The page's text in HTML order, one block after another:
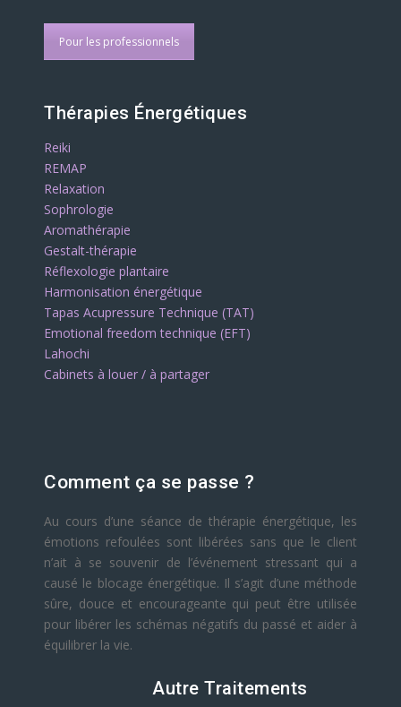
Pour les professionnels
Thérapies Énergétiques
Reiki
REMAP
Relaxation
Sophrologie
Aromathérapie
Gestalt-thérapie
Réflexologie plantaire
Harmonisation énergétique
Tapas Acupressure Technique (TAT)
Emotional freedom technique (EFT)
Lahochi
Cabinets à louer / à partager
Comment ça se passe ?
Au cours d’une séance de thérapie énergétique, les
émotions refoulées sont libérées sans que le client
n’ait à se souvenir de l’événement stressant qui a
causé le blocage énergétique. Il s’agit d’une méthode
sûre, douce et encourageante qui peut être utilisée
pour libérer les schémas négatifs du passé et aider à
équilibrer la vie.
Autre Traitements